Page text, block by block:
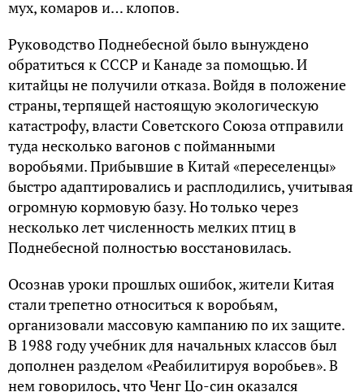
мух, комаров и… клопов.
Руководство Поднебесной было вынуждено
обратиться к СССР и Канаде за помощью. И
китайцы не получили отказа. Войдя в положение
страны, терпящей настоящую экологическую
катастрофу, власти Советского Союза отправили
туда несколько вагонов с пойманными
воробьями. Прибывшие в Китай «переселенцы»
быстро адаптировались и расплодились, учитывая
огромную кормовую базу. Но только через
несколько лет численность мелких птиц в
Поднебесной полностью восстановилась.
Осознав уроки прошлых ошибок, жители Китая
стали трепетно относиться к воробьям,
организовали массовую кампанию по их защите.
В 1988 году учебник для начальных классов был
дополнен разделом «Реабилитируя воробьев». В
нем говорилось, что Ченг Цо-син оказался